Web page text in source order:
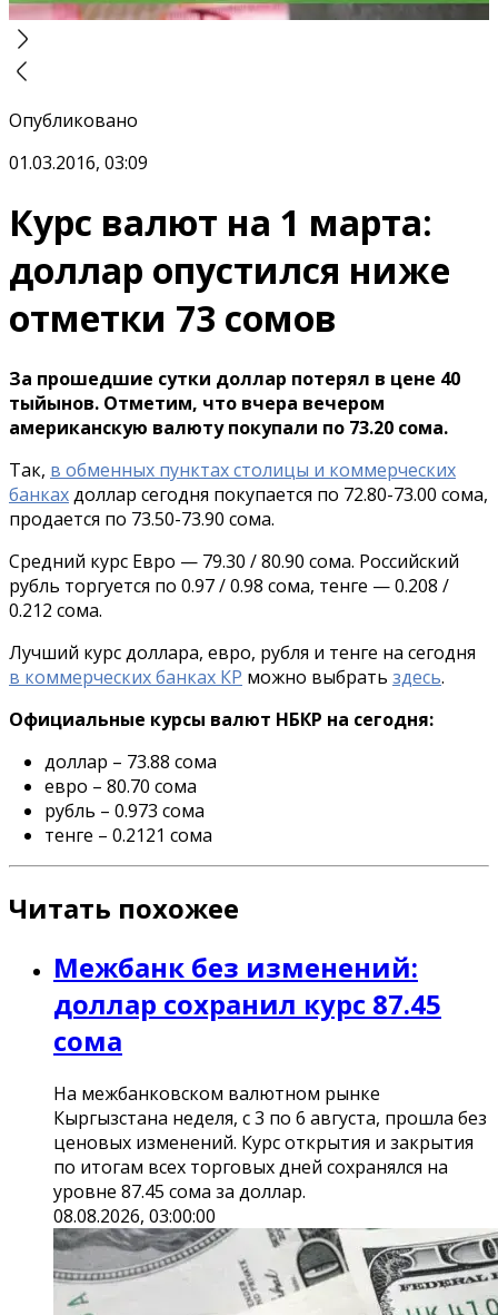
Опубликовано
01.03.2016, 03:09
Курс валют на 1 марта:
доллар опустился ниже
отметки 73 сомов
За прошедшие сутки доллар потерял в цене 40
тыйынов. Отметим, что вчера вечером
американскую валюту покупали по 73.20 сома.
Так, в обменных пунктах столицы и коммерческих
банкахдоллар сегодня покупается по 72.80-73.00 сома,
продается по 73.50-73.90 сома.
Средний курс Евро — 79.30 / 80.90 сома. Российский
рубль торгуется по 0.97 / 0.98 сома, тенге — 0.208 /
0.212 сома.
Лучший курс доллара, евро, рубля и тенге на сегодня
в коммерческих банках КР можно выбрать здесь.
Официальные курсы валют НБКР на сегодня:
доллар – 73.88 сома
евро – 80.70 сома
рубль – 0.973 сома
тенге – 0.2121 сома
Читать похожее
Межбанк без изменений:
доллар сохранил курс 87.45
сома
На межбанковском валютном рынке
Кыргызстана неделя, с 3 по 6 августа, прошла без
ценовых изменений. Курс открытия и закрытия
по итогам всех торговых дней сохранялся на
уровне 87.45 сома за доллар.
08.08.2026, 03:00:00